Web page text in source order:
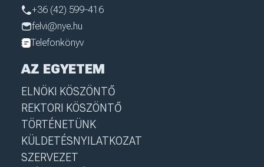
+36 (42) 599-416
felvi@nye.hu
Telefonkönyv
AZ EGYETEM
ELNÖKI KÖSZÖNTŐ
REKTORI KÖSZÖNTŐ
TÖRTÉNETÜNK
KÜLDETÉSNYILATKOZAT
SZERVEZET